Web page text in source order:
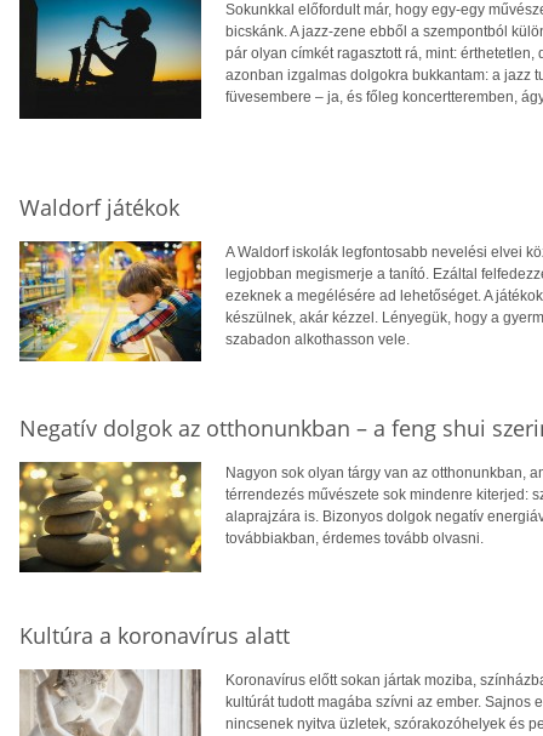
Sokunkkal előfordult már, hogy egy-egy
bicskánk. A jazz-zene ebből a szempontból
pár olyan címkét ragasztott rá, mint:
azonban izgalmas dolgokra bukkantam: a jazz
füvesembere – ja, és főleg koncertteremben,
Waldorf játékok
A Waldorf iskolák legfontosabb nevelési elvei
legjobban megismerje a tanító. Ezáltal
ezeknek a megélésére ad lehetőséget. A
készülnek, akár kézzel. Lényegük, hogy a
szabadon alkothasson vele.
Negatív dolgok az otthonunkban – a feng shui
Nagyon sok olyan tárgy van az otthonunkban,
térrendezés művészete sok mindenre kiterjed:
alaprajzára is. Bizonyos dolgok negatív
továbbiakban, érdemes tovább olvasni.
Kultúra a koronavírus alatt
Koronavírus előtt sokan jártak moziba,
kultúrát tudott magába szívni az ember.
nincsenek nyitva üzletek, szórakozóhelyek és